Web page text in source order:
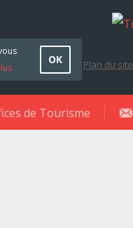
Plan du site
de Tourisme
OK